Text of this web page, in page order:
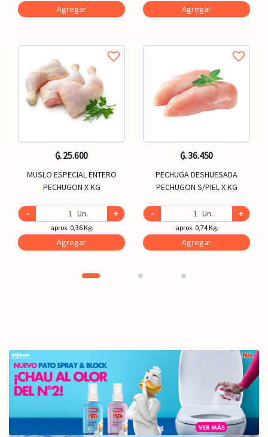
Agregar
₲. 25.600
MUSLO ESPECIAL ENTERO
PECHUGON X KG
- Un. +
aprox. 0,36 Kg.
Agregar
Agregar
₲. 36.450
PECHUGA DESHUESADA
PECHUGON S/PIEL X KG
- Un. +
aprox. 0,74 Kg.
Agregar